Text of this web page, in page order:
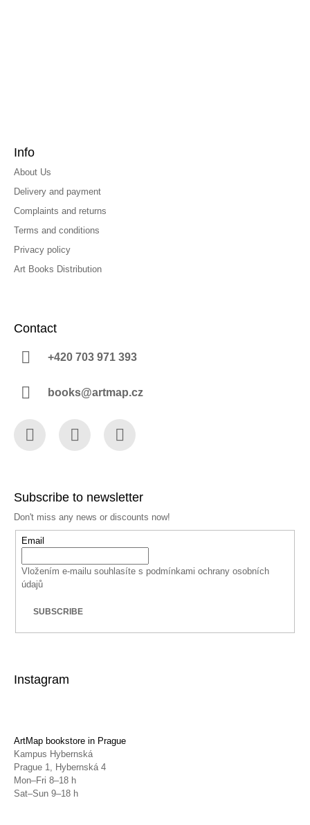
Info
About Us
Delivery and payment
Complaints and returns
Terms and conditions
Privacy policy
Art Books Distribution
Contact
+420 703 971 393
books@artmap.cz
Subscribe to newsletter
Don't miss any news or discounts now!
Email
Vložením e-mailu souhlasíte s podmínkami ochrany osobních
údajů
SUBSCRIBE
Instagram
ArtMap bookstore in Prague
Kampus Hybernská
Prague 1, Hybernská 4
Mon–Fri 8–18 h
Sat–Sun 9–18 h